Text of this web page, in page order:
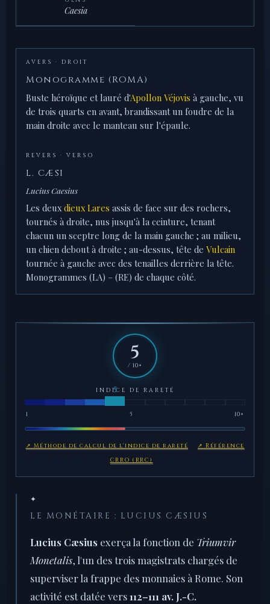
Caesia
AVERS · DROIT
Monogramme (ROMA)
Buste héroïque et lauré d'Apollon Véjovis à gauche, vu
de trois quarts en avant, brandissant un foudre de la
main droite avec le manteau sur l'épaule.
REVERS · VERSO
L. CÆSI
Lucius Caesius
Les deux dieux Lares assis de face sur des rochers,
tournés à droite, nus jusqu'à la ceinture, tenant
chacun un sceptre long de la main gauche ; au milieu,
un chien debout à droite ; au-dessus, tête de Vulcain
tournée à gauche avec des tenailles derrière la tête.
Monogrammes (LA) – (RE) de chaque côté.
5
/ 10+
INDICE DE RARETÉ
1 5 10+
↗ Méthode de calcul de l'indice de rareté
↗ Référence
CRRO (RRC)
✦
LE MONÉTAIRE : LUCIUS CÆSIUS
Lucius Cæsius exerça la fonction de Triumvir
Monetalis, l'un des trois magistrats chargés de
superviser la frappe des monnaies à Rome. Son
activité est datée vers112–111 av. J.-C.